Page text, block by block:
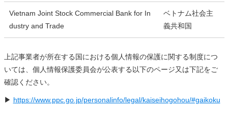
Vietnam Joint Stock Commercial Bank for In
dustry and Trade
ベトナム社会主
義共和国
上記事業者が所在する国における個人情報の保護に関する制度につ
いては、個人情報保護委員会が公表する以下のページ又は下記をご
確認ください。
▶ https://www.ppc.go.jp/personalinfo/legal/kaiseihogohou/#gaikoku